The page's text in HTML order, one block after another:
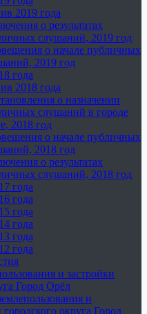
2019 года
о результатах
слушаний, 2019 год
о начале публичных
2019 год
года
2018 года
о назначении
слушаний в городе
2018 год
о начале публичных
2018 год
о результатах
слушаний, 2018 год
года
года
года
года
года
года
и застройки
Город Орёл
и
городского округа Город